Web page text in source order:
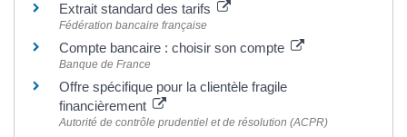
Extrait standard des tarifs
Fédération bancaire française
Compte bancaire : choisir son compte
Banque de France
Offre spécifique pour la clientèle fragile
financièrement
Autorité de contrôle prudentiel et de résolution (ACPR)